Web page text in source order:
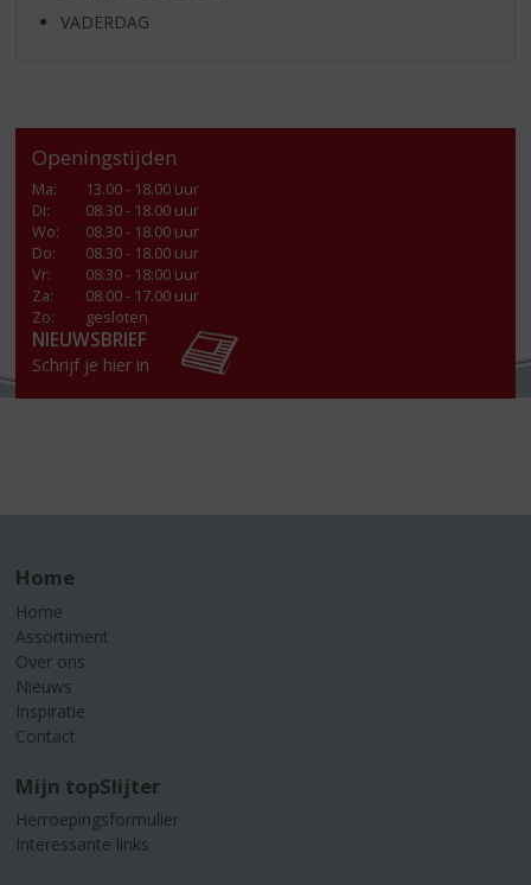
VADERDAG
Openingstijden
Ma:
13.00 - 18.00 uur
Di:
08.30 - 18.00 uur
Wo:
08.30 - 18.00 uur
Do:
08.30 - 18.00 uur
Vr:
08.30 - 18:00 uur
Za:
08.00 - 17.00 uur
Zo:
gesloten
NIEUWSBRIEF
Schrijf je hier in
Home
Home
Assortiment
Over ons
Nieuws
Inspiratie
Contact
Mijn topSlijter
Herroepingsformulier
Interessante links